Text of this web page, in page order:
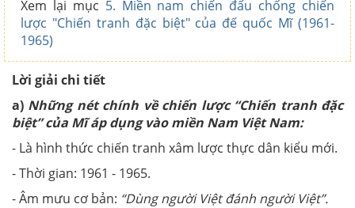
Xem lại mục 5. Miền nam chiến đấu chống chiến
lược "Chiến tranh đặc biệt" của đế quốc Mĩ (1961-
1965)
Lời giải chi tiết
a) Những nét chính về chiến lược “Chiến tranh đặc
biệt” của Mĩ áp dụng vào miền Nam Việt Nam:
- Là hình thức chiến tranh xâm lược thực dân kiểu mới.
- Thời gian: 1961 - 1965.
- Âm mưu cơ bản: “Dùng người Việt đánh người Việt”.